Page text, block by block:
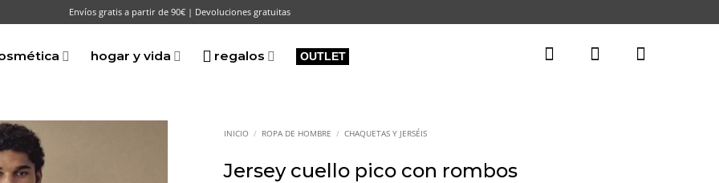
Envíos gratis a partir de 90€ | Devoluciones gratuitas
hogar y vida regalos OUTLET
INICIO / ROPA DE HOMBRE / CHAQUETAS Y JERSÉIS
Jersey cuello pico con rombos